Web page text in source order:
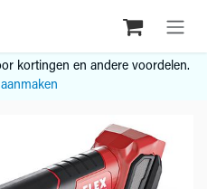
kortingen en andere voordelen.